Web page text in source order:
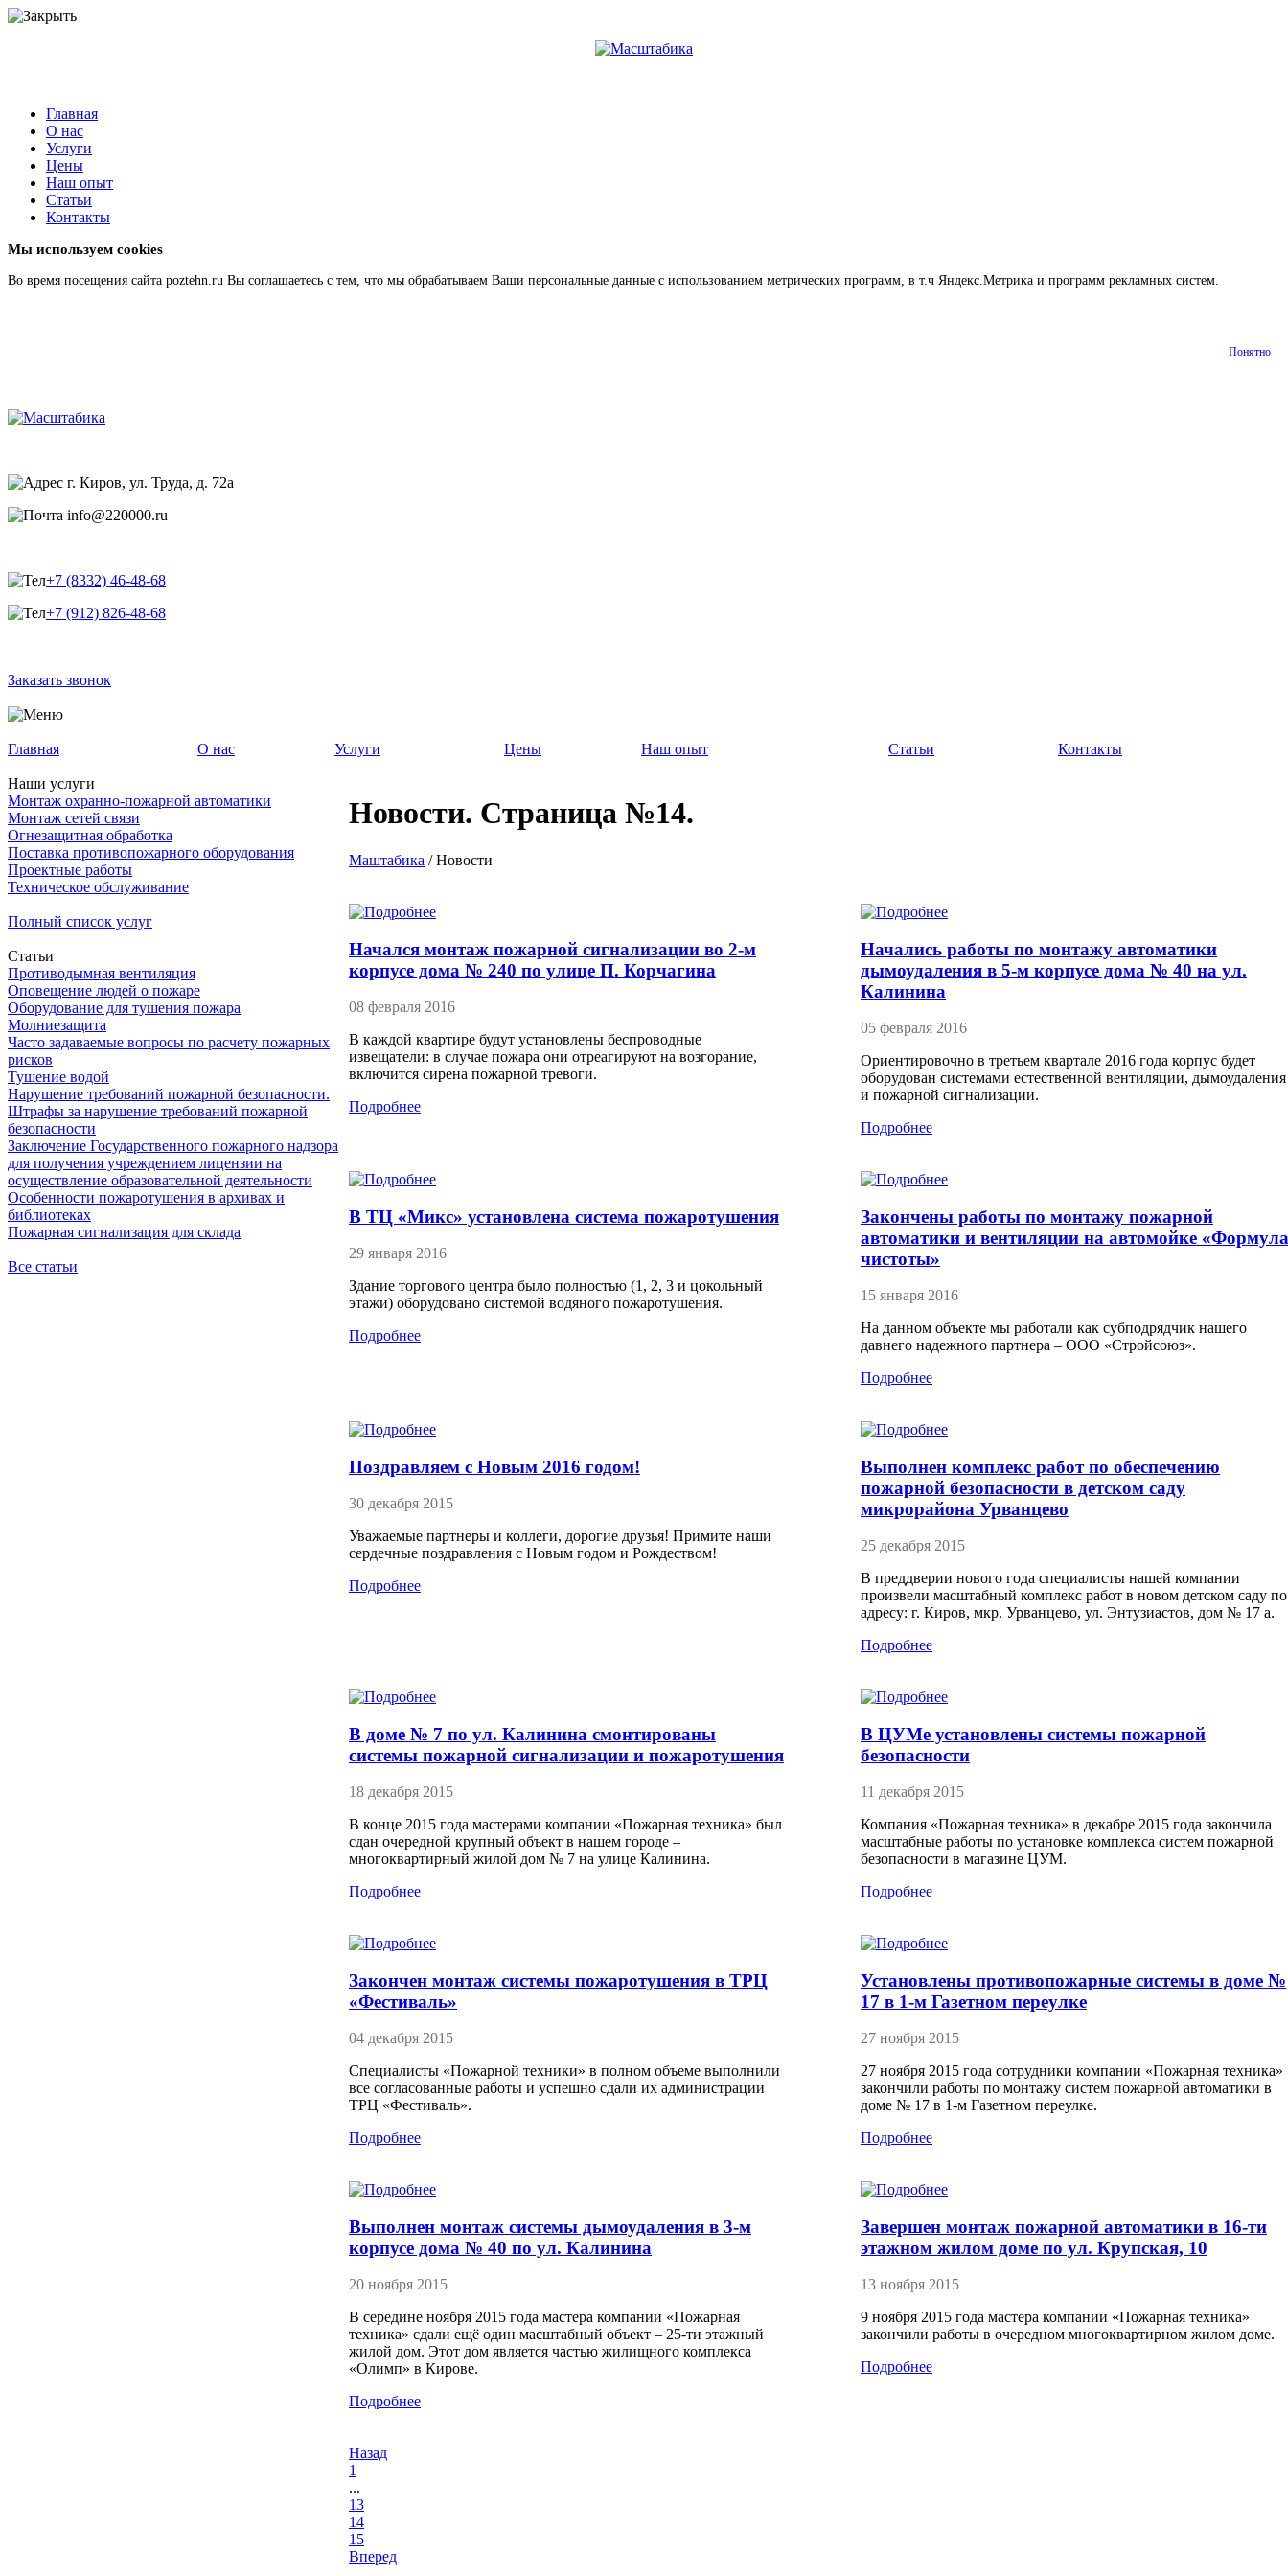
Главная
О нас
Услуги
Цены
Наш опыт
Статьи
Контакты
Мы используем cookies
Во время посещения сайта poztehn.ru Вы соглашаетесь с тем, что мы обрабатываем Ваши персональные данные с использованием метрических программ, в т.ч Яндекс.Метрика и программ рекламных систем.
Понятно
г. Киров, ул. Труда, д. 72а
info@220000.ru
+7 (8332) 46-48-68
+7 (912) 826-48-68
Заказать звонок
Главная О нас Услуги Цены Наш опыт Статьи Контакты
Наши услуги
Монтаж охранно-пожарной автоматики
Монтаж сетей связи
Огнезащитная обработка
Поставка противопожарного оборудования
Проектные работы
Техническое обслуживание
Полный список услуг
Статьи
Противодымная вентиляция
Оповещение людей о пожаре
Оборудование для тушения пожара
Молниезащита
Часто задаваемые вопросы по расчету пожарных
рисков
Тушение водой
Нарушение требований пожарной безопасности.
Штрафы за нарушение требований пожарной
безопасности
Заключение Государственного пожарного надзора
для получения учреждением лицензии на
осуществление образовательной деятельности
Особенности пожаротушения в архивах и
библиотеках
Пожарная сигнализация для склада
Все статьи
Новости. Страница №14.
Маштабика /Новости
Начался монтаж пожарной сигнализации во 2-м
корпусе дома № 240 по улице П. Корчагина
08 февраля 2016
В каждой квартире будут установлены беспроводные
извещатели: в случае пожара они отреагируют на возгорание,
включится сирена пожарной тревоги.
Подробнее
Начались работы по монтажу автоматики
дымоудаления в 5-м корпусе дома № 40 на ул.
Калинина
05 февраля 2016
Ориентировочно в третьем квартале 2016 года корпус будет
оборудован системами естественной вентиляции, дымоудаления
и пожарной сигнализации.
Подробнее
В ТЦ «Микс» установлена система пожаротушения
29 января 2016
Здание торгового центра было полностью (1, 2, 3 и цокольный
этажи) оборудовано системой водяного пожаротушения.
Подробнее
Закончены работы по монтажу пожарной
автоматики и вентиляции на автомойке «Формула
чистоты»
15 января 2016
На данном объекте мы работали как субподрядчик нашего
давнего надежного партнера – ООО «Стройсоюз».
Подробнее
Поздравляем с Новым 2016 годом!
30 декабря 2015
Уважаемые партнеры и коллеги, дорогие друзья! Примите наши
сердечные поздравления с Новым годом и Рождеством!
Подробнее
Выполнен комплекс работ по обеспечению
пожарной безопасности в детском саду
микрорайона Урванцево
25 декабря 2015
В преддверии нового года специалисты нашей компании
произвели масштабный комплекс работ в новом детском саду по
адресу: г. Киров, мкр. Урванцево, ул. Энтузиастов, дом № 17 а.
Подробнее
В доме № 7 по ул. Калинина смонтированы
системы пожарной сигнализации и пожаротушения
18 декабря 2015
В конце 2015 года мастерами компании «Пожарная техника» был
сдан очередной крупный объект в нашем городе –
многоквартирный жилой дом № 7 на улице Калинина.
Подробнее
В ЦУМе установлены системы пожарной
безопасности
11 декабря 2015
Компания «Пожарная техника» в декабре 2015 года закончила
масштабные работы по установке комплекса систем пожарной
безопасности в магазине ЦУМ.
Подробнее
Закончен монтаж системы пожаротушения в ТРЦ
«Фестиваль»
04 декабря 2015
Специалисты «Пожарной техники» в полном объеме выполнили
все согласованные работы и успешно сдали их администрации
ТРЦ «Фестиваль».
Подробнее
Установлены противопожарные системы в доме №
17 в 1-м Газетном переулке
27 ноября 2015
27 ноября 2015 года сотрудники компании «Пожарная техника»
закончили работы по монтажу систем пожарной автоматики в
доме № 17 в 1-м Газетном переулке.
Подробнее
Выполнен монтаж системы дымоудаления в 3-м
корпусе дома № 40 по ул. Калинина
20 ноября 2015
В середине ноября 2015 года мастера компании «Пожарная
техника» сдали ещё один масштабный объект – 25-ти этажный
жилой дом. Этот дом является частью жилищного комплекса
«Олимп» в Кирове.
Подробнее
Завершен монтаж пожарной автоматики в 16-ти
этажном жилом доме по ул. Крупская, 10
13 ноября 2015
9 ноября 2015 года мастера компании «Пожарная техника»
закончили работы в очередном многоквартирном жилом доме.
Подробнее
Назад
1
...
13
14
15
Вперед